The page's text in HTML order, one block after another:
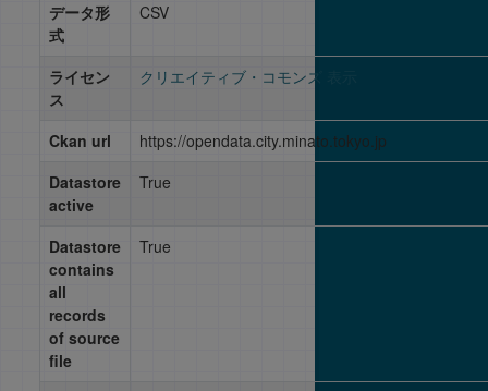
データ形
式
CSV
ライセン
ス
クリエイティブ・コモンズ 表示
Ckan url
https://opendata.city.minato.tokyo.jp
Datastore
active
True
Datastore
contains
all
records
of source
file
True